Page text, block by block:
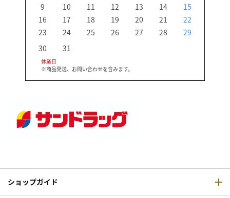
9
10 11 12 13 14
15
16
17 18 19 20 21
22
23
24 25 26 27 28
29
30
31
休業日
※商品発送、お問い合わせを含みます。
ショップガイド